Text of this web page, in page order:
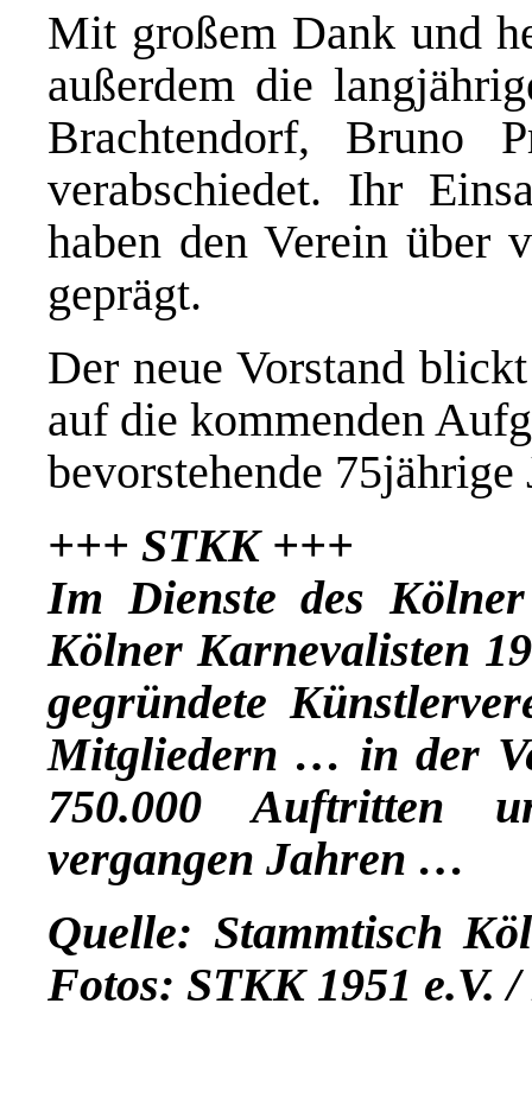
Mit großem Dank und
außerdem die
Brachtendorf, Bruno
verabschiedet. Ihr
haben den Verein über
geprägt.
Der neue Vorstand
auf die kommenden
bevorstehende
+++ STKK +++
Im Dienste des
Kölner Karnevalisten
gegründete
Mitgliedern … in der
750.000 Auftritten
vergangen Jahren …
Quelle: Stammtisch
Fotos: STKK 1951 e.V.